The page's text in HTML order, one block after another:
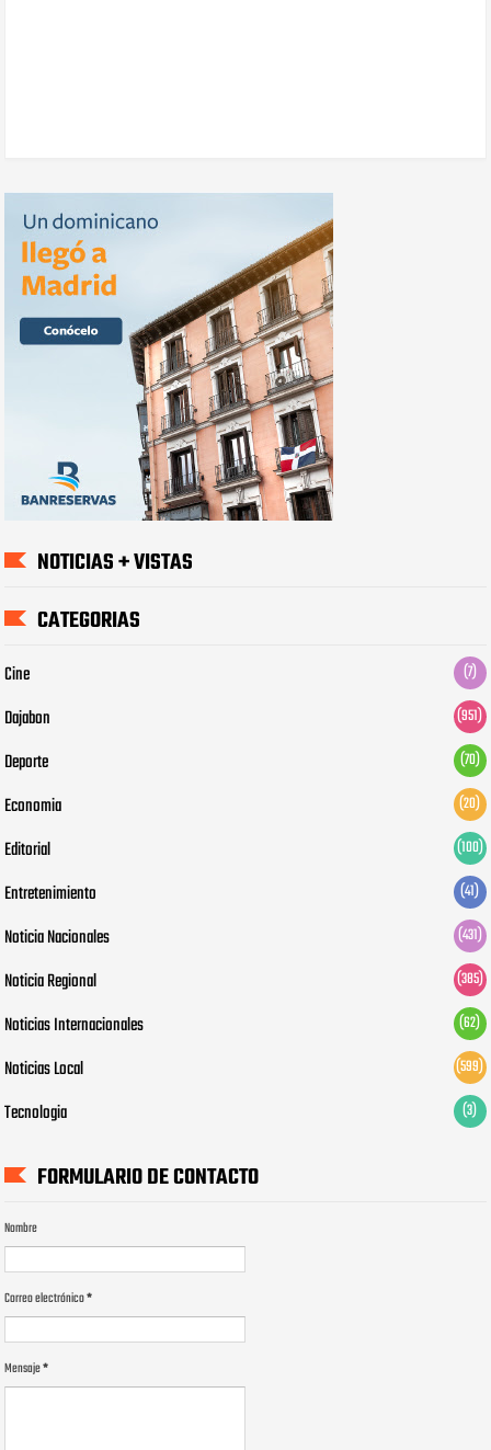
NOTICIAS + VISTAS
CATEGORIAS
Cine (7)
Dajabon (951)
Deporte (70)
Economia (20)
Editorial (100)
Entretenimiento (41)
Noticia Nacionales (431)
Noticia Regional (385)
Noticias Internacionales (62)
Noticias Local (599)
Tecnologia (3)
FORMULARIO DE CONTACTO
Nombre
Correo electrónico*
Mensaje*